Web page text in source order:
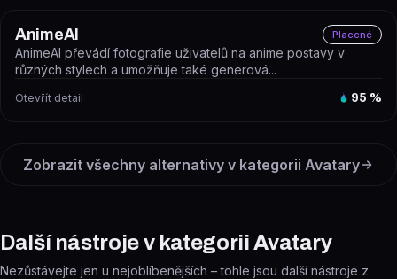
AnimeAI Placené
AnimeAI převádí fotografie uživatelů na anime postavy v
různých stylech a umožňuje také generová...
Otevřít detail 95 %
Zobrazit všechny alternativy v kategorii Avatary
Další nástroje v kategorii Avatary
Nezůstávejte jen u nejoblíbenějších – tohle jsou další nástroje z